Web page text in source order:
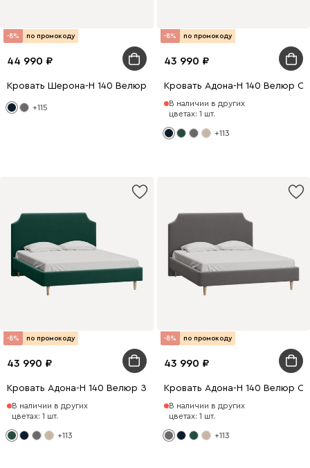
-8% по промокоду
44 990
Кровать Шерона-Н 140 Велюр Синий
+115
-8% по промокоду
43 990
Кровать Адона-Н 140 Велюр
В наличии в других
цветах: 1 шт.
+113
-8% по промокоду
43 990
Кровать Адона-Н 140 Велюр Зеленый
В наличии в других
цветах: 1 шт.
+113
-8% по промокоду
43 990
Кровать Адона-Н 140 Велюр
В наличии в других
цветах: 1 шт.
+113